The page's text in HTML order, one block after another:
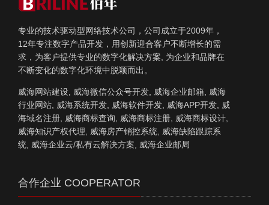
专业的技术驱动型网络技术公司，公司成立于2009年，
12年专注数字产品开发，用创新迎合客户不断增长的需
求，为客户提供专业的数字化解决方案, 为企业和品牌在
不断变化的数字化环境中脱颖而出。
威海网站建设, 威海微信公众号开发, 威海企业邮箱, 威海
行业网站, 威海系统开发, 威海软件开发, 威海APP开发, 威
海域名注册, 威海商标查询, 威海商标注册, 威海商标设计,
威海知识产权代理, 威海房产销控系统, 威海缺陷跟踪系
统, 威海企业云/私有云解决方案, 威海企业邮局
合作企业 COOPERATOR